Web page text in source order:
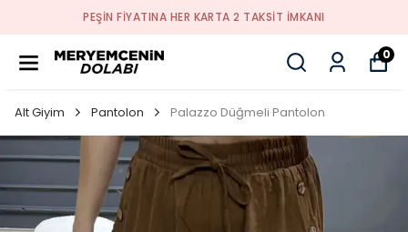
PEŞİN FİYATINA HER KARTA 2 TAKSİT İMKANI
0
Alt Giyim Pantolon Palazzo Düğmeli Pantolon